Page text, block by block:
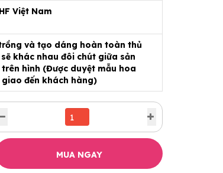
Việt Nam
và tạo dáng hoàn toàn thủ
khác nhau đôi chút giữa sản
hình (Được duyệt mẫu hoa
đến khách hàng)
MUA NGAY